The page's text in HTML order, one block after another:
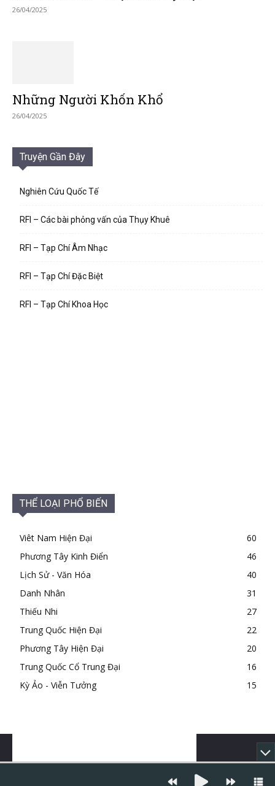
26/04/2025
Những Người Khốn Khổ
26/04/2025
Truyện Gần Đây
Nghiên Cứu Quốc Tế
RFI – Các bài phỏng vấn của Thụy Khuê
RFI – Tạp Chí Âm Nhạc
RFI – Tạp Chí Đặc Biệt
RFI – Tạp Chí Khoa Học
THỂ LOẠI PHỔ BIẾN
Viêt Nam Hiện Đại
60
Phương Tây Kinh Điển
46
Lịch Sử - Văn Hóa
40
Danh Nhân
31
Thiếu Nhi
27
Trung Quốc Hiện Đại
22
Phương Tây Hiện Đại
20
Trung Quốc Cổ Trung Đại
16
Kỳ Ảo - Viễn Tưởng
15